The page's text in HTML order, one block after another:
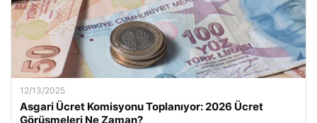
12/13/2025
Asgari Ücret Komisyonu Toplanıyor: 2026 Ücret
Görüşmeleri Ne Zaman?